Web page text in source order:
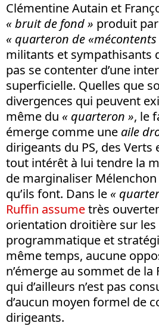
Clémentine Autain et
« bruit de fond » produit
« quarteron de
militants et sympathisants
pas se contenter d’une
superficielle. Quelles que
divergences qui peuvent
même du « quarteron », le
émerge comme une aile
dirigeants du PS, des Verts
tout intérêt à lui tendre la
de marginaliser Mélenchon
qu’ils font. Dans le «
Ruffin assumetrès
orientation droitière sur les
programmatique et
même temps, aucune
n’émerge au sommet de la
qui d’ailleurs n’est pas
d’aucun moyen formel de
dirigeants.